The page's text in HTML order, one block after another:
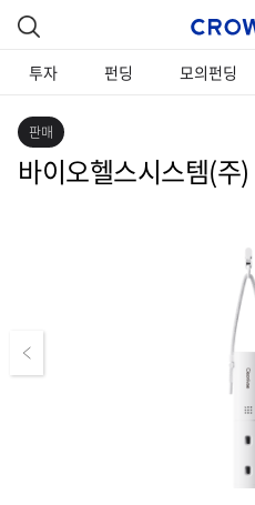
투자 펀딩 모의펀딩
판매
바이오헬스시스템(주)
Previous